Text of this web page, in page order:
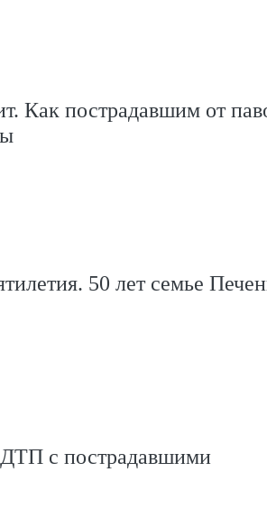
Как пострадавшим от
50 лет семье
с пострадавшими